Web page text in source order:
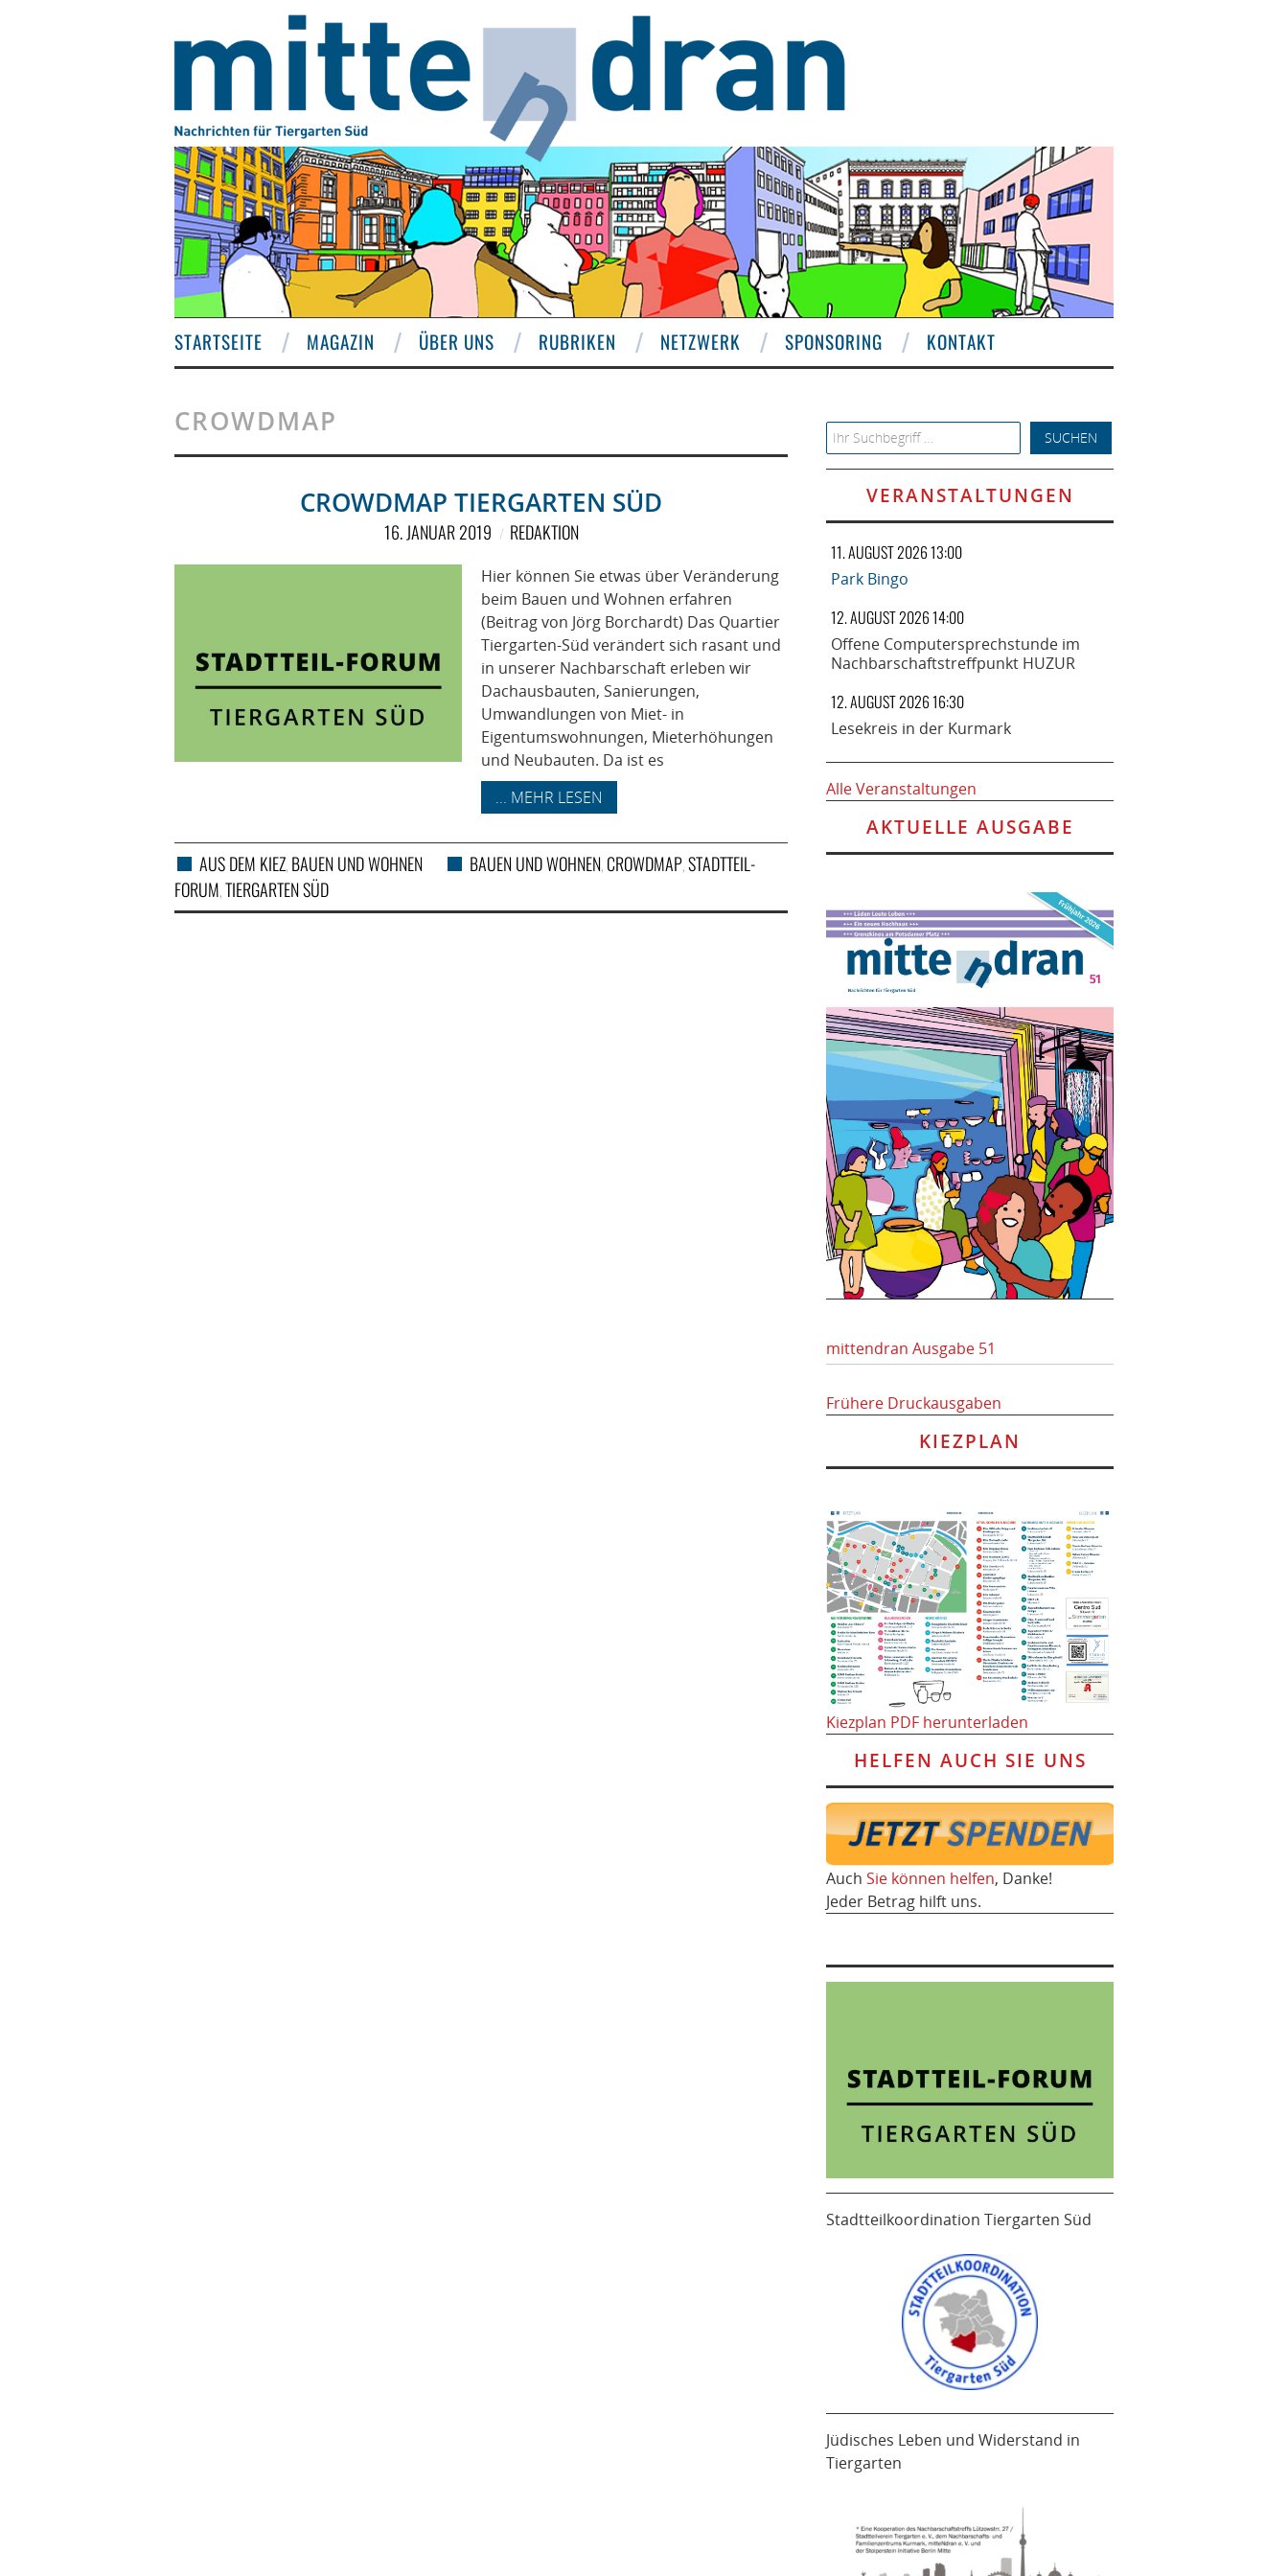
STARTSEITE MAGAZIN ÜBER UNS RUBRIKEN NETZWERK SPONSORING KONTAKT
CROWDMAP
CROWDMAP TIERGARTEN SÜD
16. JANUAR 2019 REDAKTION
Hier können Sie etwas über Veränderung
beim Bauen und Wohnen erfahren
(Beitrag von Jörg Borchardt) Das Quartier
Tiergarten-Süd verändert sich rasant und
in unserer Nachbarschaft erleben wir
Dachausbauten, Sanierungen,
Umwandlungen von Miet- in
Eigentumswohnungen, Mieterhöhungen
und Neubauten. Da ist es
... MEHR LESEN
AUS DEM KIEZ, BAUEN UND WOHNEN BAUEN UND WOHNEN, CROWDMAP,STADTTEIL-
FORUM,TIERGARTEN SÜD
Search for:
VERANSTALTUNGEN
11. AUGUST 2026 13:00
Park Bingo
12. AUGUST 2026 14:00
Offene Computersprechstunde im
Nachbarschaftstreffpunkt HUZUR
12. AUGUST 2026 16:30
Lesekreis in der Kurmark
Alle Veranstaltungen
AKTUELLE AUSGABE
mittendran Ausgabe 51
Frühere Druckausgaben
KIEZPLAN
Kiezplan PDF herunterladen
HELFEN AUCH SIE UNS
Auch Sie können helfen, Danke!
Jeder Betrag hilft uns.
Stadtteilkoordination Tiergarten Süd
Jüdisches Leben und Widerstand in
Tiergarten